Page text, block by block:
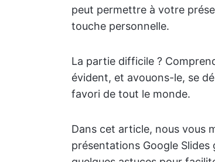
peut permettre à votre
touche personnelle.
La partie difficile ?
évident, et avouons-le, se
favori de tout le monde.
Dans cet article, nous vous
présentations Google